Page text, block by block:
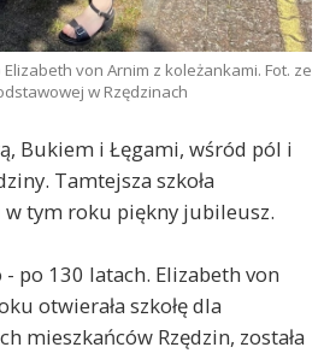
von Arnim z koleżankami. Fot. ze
w Rzędzinach
Bukiem i Łęgami, wśród pól i
Tamtejsza szkoła
tym roku piękny jubileusz.
- po 130 latach. Elizabeth von
otwierała szkołę dla
mieszkańców Rzędzin, została